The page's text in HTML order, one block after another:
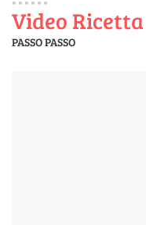
Video Ricetta
PASSO PASSO